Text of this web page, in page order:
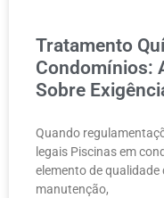
Tratamento
Condomínios:
Sobre
Quando
legais Piscinas em
elemento de
manutenção,